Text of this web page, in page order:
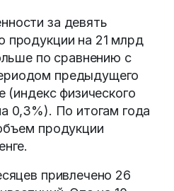
за девять
продукции на 21 млрд
по сравнению с
предыдущего
(индекс физического
0,3%). По итогам года
продукции
привлечено 26